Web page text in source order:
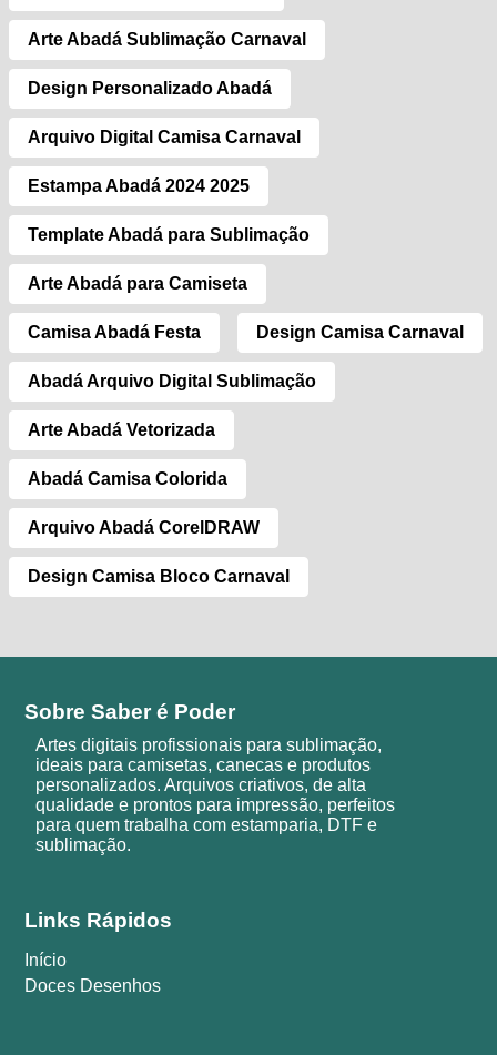
Arte Abadá Sublimação Carnaval
Design Personalizado Abadá
Arquivo Digital Camisa Carnaval
Estampa Abadá 2024 2025
Template Abadá para Sublimação
Arte Abadá para Camiseta
Camisa Abadá Festa Design Camisa Carnaval
Abadá Arquivo Digital Sublimação
Arte Abadá Vetorizada
Abadá Camisa Colorida
Arquivo Abadá CorelDRAW
Design Camisa Bloco Carnaval
Sobre Saber é Poder
Artes digitais profissionais para sublimação,
ideais para camisetas, canecas e produtos
personalizados. Arquivos criativos, de alta
qualidade e prontos para impressão, perfeitos
para quem trabalha com estamparia, DTF e
sublimação.
Links Rápidos
Início
Doces Desenhos